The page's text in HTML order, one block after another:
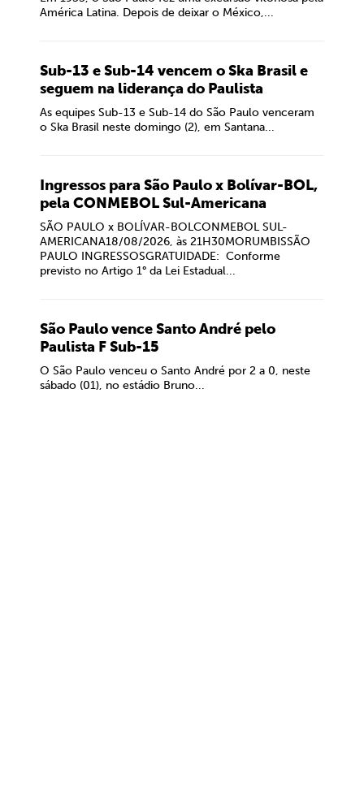
América Latina. Depois de deixar o México,...
Sub-13 e Sub-14 vencem o Ska Brasil e
seguem na liderança do Paulista
As equipes Sub-13 e Sub-14 do São Paulo venceram
o Ska Brasil neste domingo (2), em Santana...
Ingressos para São Paulo x Bolívar-BOL,
pela CONMEBOL Sul-Americana
SÃO PAULO x BOLÍVAR-BOLCONMEBOL SUL-
AMERICANA18/08/2026, às 21H30MORUMBISSÃO
PAULO INGRESSOSGRATUIDADE: Conforme
previsto no Artigo 1° da Lei Estadual...
São Paulo vence Santo André pelo
Paulista F Sub-15
O São Paulo venceu o Santo André por 2 a 0, neste
sábado (01), no estádio Bruno...